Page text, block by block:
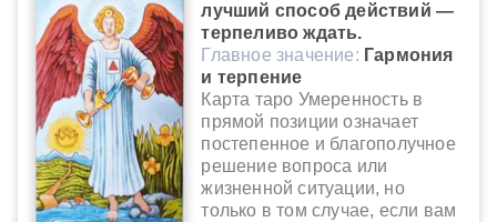
лучший способ действий —
терпеливо ждать.
Главное значение: Гармония
и терпение
Карта таро Умеренность в
прямой позиции означает
постепенное и благополучное
решение вопроса или
жизненной ситуации, но
только в том случае, если вам